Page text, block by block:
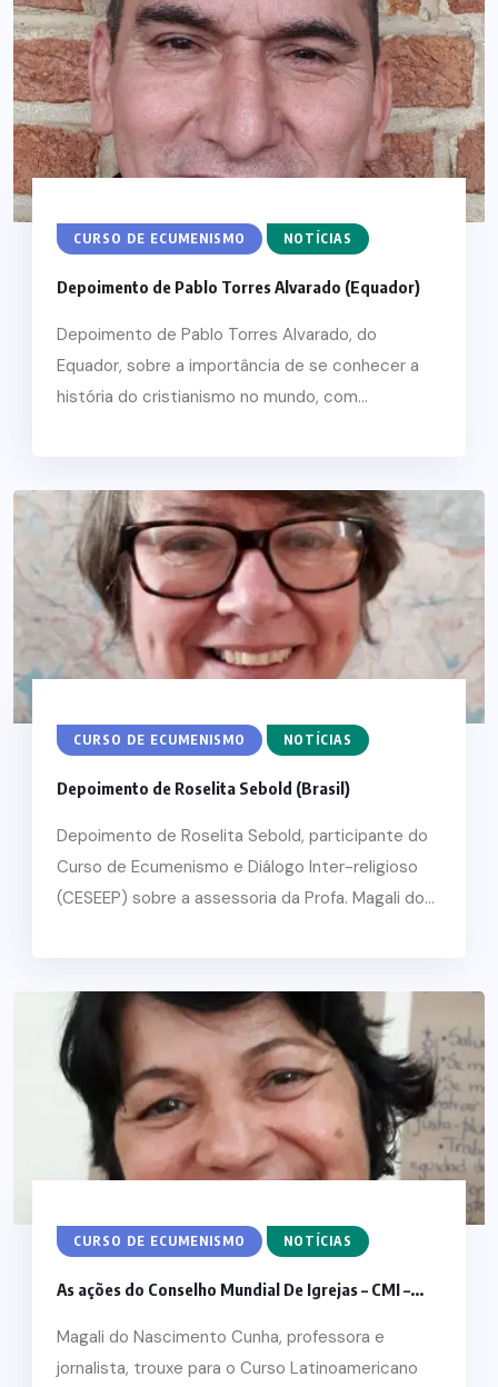
CURSO DE ECUMENISMO NOTÍCIAS
Depoimento de Pablo Torres Alvarado (Equador)
Depoimento de Pablo Torres Alvarado, do
Equador, sobre a importância de se conhecer a
história do cristianismo no mundo, com...
CURSO DE ECUMENISMO NOTÍCIAS
Depoimento de Roselita Sebold (Brasil)
Depoimento de Roselita Sebold, participante do
Curso de Ecumenismo e Diálogo Inter-religioso
(CESEEP) sobre a assessoria da Profa. Magali do...
CURSO DE ECUMENISMO NOTÍCIAS
As ações do Conselho Mundial De Igrejas – CMI –...
Magali do Nascimento Cunha, professora e
jornalista, trouxe para o Curso Latinoamericano